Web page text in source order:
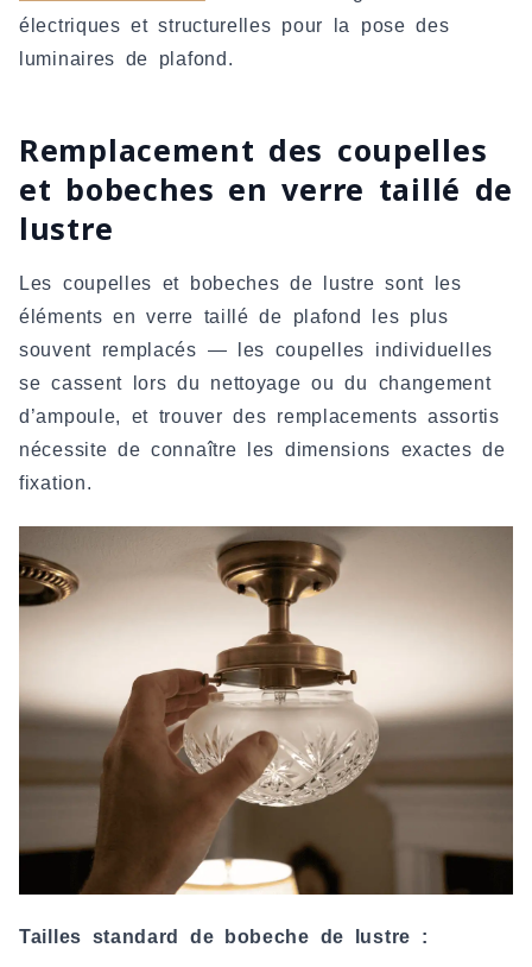
électriques et structurelles pour la pose des
luminaires de plafond.
Remplacement des coupelles
et bobeches en verre taillé de
lustre
Les coupelles et bobeches de lustre sont les
éléments en verre taillé de plafond les plus
souvent remplacés — les coupelles individuelles
se cassent lors du nettoyage ou du changement
d’ampoule, et trouver des remplacements assortis
nécessite de connaître les dimensions exactes de
fixation.
Tailles standard de bobeche de lustre :